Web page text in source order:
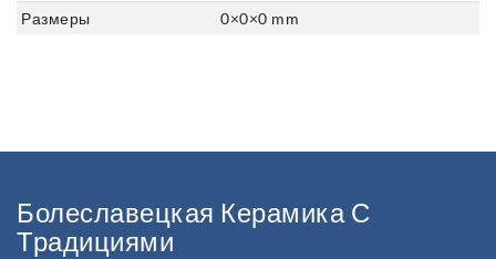
Размеры
0×0×0 mm
Болеславецкая Керамика С
Традициями